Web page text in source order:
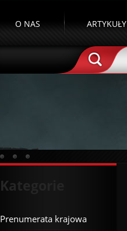
O NAS ARTYKUŁY
Kategorie
Prenumerata krajowa